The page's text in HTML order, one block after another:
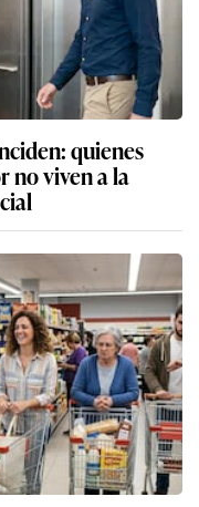
quienes
no viven a la